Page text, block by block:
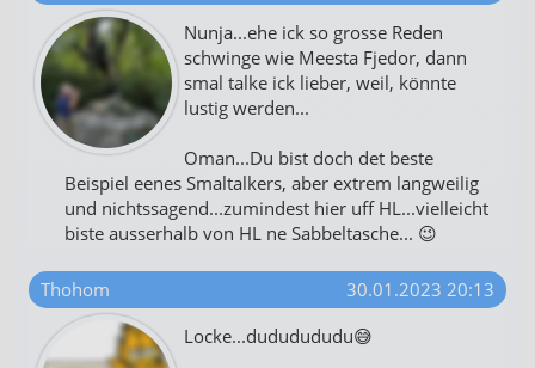
Nunja...ehe ick so grosse Reden
schwinge wie Meesta Fjedor, dann
smal talke ick lieber, weil, könnte
lustig werden...
Oman...Du bist doch det beste
Beispiel eenes Smaltalkers, aber extrem langweilig
und nichtssagend...zumindest hier uff HL...vielleicht
biste ausserhalb von HL ne Sabbeltasche... 😉
Thohom
30.01.2023 20:13
Locke...dududududu😅